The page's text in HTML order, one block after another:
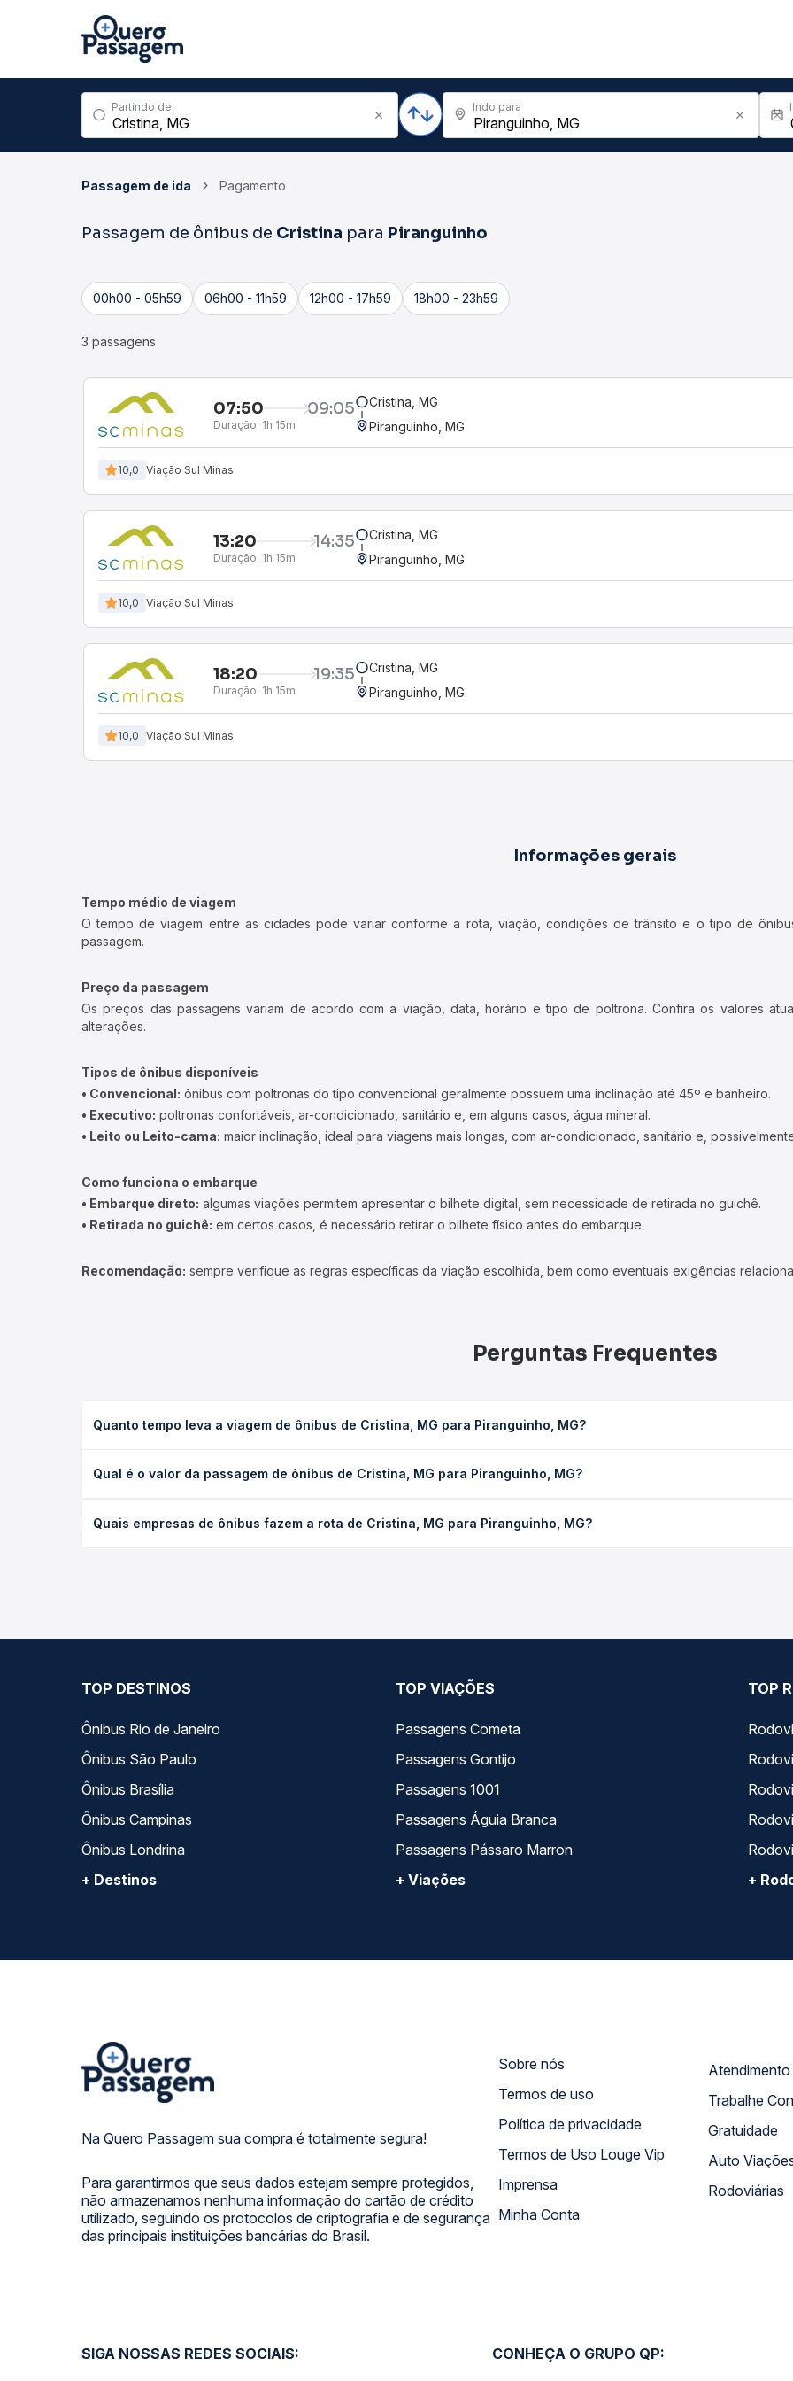
Partindo de Indo para
Passagem de ida Pagamento
Passagem de ônibus de Cristina para Piranguinho
00h00 - 05h59 06h00 - 11h59 12h00 - 17h59 18h00 - 23h59
3 passagens
07:50 09:05
Duração: 1h 15m
Cristina, MG
Piranguinho, MG
10,0 Viação Sul Minas
13:20 14:35
Duração: 1h 15m
Cristina, MG
Piranguinho, MG
10,0 Viação Sul Minas
18:20 19:35
Duração: 1h 15m
Cristina, MG
Piranguinho, MG
10,0 Viação Sul Minas
Informações gerais
Tempo médio de viagem
O tempo de viagem entre as cidades pode variar conforme a rota, viação, condições de trânsito e o tipo de
passagem.
Preço da passagem
Os preços das passagens variam de acordo com a viação, data, horário e tipo de poltrona. Confira os valores
alterações.
Tipos de ônibus disponíveis
• Convencional: ônibus com poltronas do tipo convencional geralmente possuem uma inclinação até 45º e banheiro.
• Executivo: poltronas confortáveis, ar-condicionado, sanitário e, em alguns casos, água mineral.
• Leito ou Leito-cama: maior inclinação, ideal para viagens mais longas, com ar-condicionado, sanitário e,
Como funciona o embarque
• Embarque direto: algumas viações permitem apresentar o bilhete digital, sem necessidade de retirada no guichê.
• Retirada no guichê: em certos casos, é necessário retirar o bilhete físico antes do embarque.
Recomendação: sempre verifique as regras específicas da viação escolhida, bem como eventuais exigências
Perguntas Frequentes
Quanto tempo leva a viagem de ônibus de Cristina, MG para Piranguinho, MG?
e as condições de tráfego. Na Quero Passagem você consulta os horários disponíveis e vê a duração exata de cada
Qual é o valor da passagem de ônibus de Cristina, MG para Piranguinho, MG?
antecedência da compra. Na Quero Passagem você compara os preços de todas as viações em tempo real e garante
Quais empresas de ônibus fazem a rota de Cristina, MG para Piranguinho, MG?
TOP DESTINOS
Ônibus Rio de Janeiro
Ônibus São Paulo
Ônibus Brasília
Ônibus Campinas
Ônibus Londrina
+ Destinos
TOP VIAÇÕES
Passagens Cometa
Passagens Gontijo
Passagens 1001
Passagens Águia Branca
Passagens Pássaro Marron
+ Viações
TOP
+
Na Quero Passagem sua compra é totalmente segura!
Para garantirmos que seus dados estejam sempre protegidos,
não armazenamos nenhuma informação do cartão de crédito
utilizado, seguindo os protocolos de criptografia e de segurança
das principais instituições bancárias do Brasil.
Sobre nós
Termos de uso
Política de privacidade
Termos de Uso Louge Vip
Imprensa
Minha Conta
Trabalhe
Gratuidade
Auto
Rodoviárias
SIGA NOSSAS REDES SOCIAIS: CONHEÇA O GRUPO QP: